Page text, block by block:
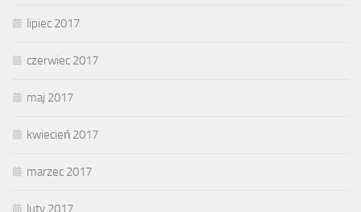
lipiec 2017
czerwiec 2017
maj 2017
kwiecień 2017
marzec 2017
luty 2017